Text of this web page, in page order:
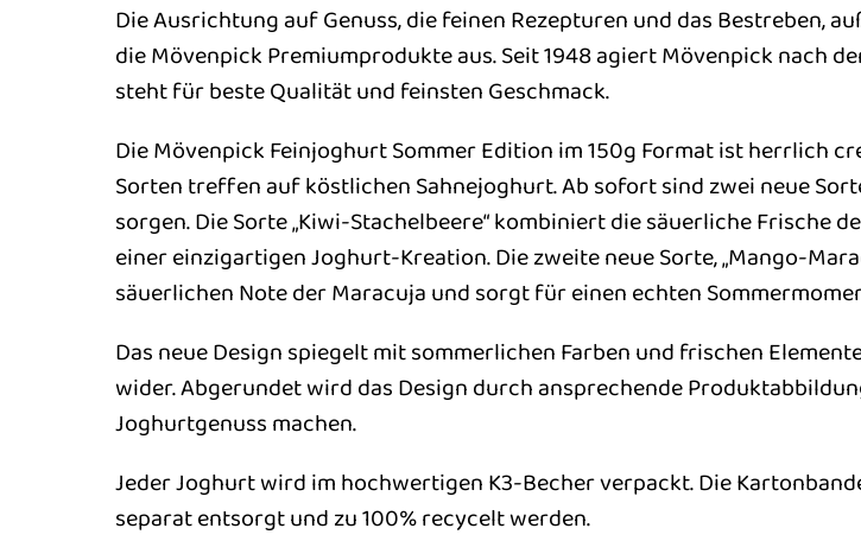
Die Ausrichtung auf Genuss, die feinen Rezepturen und das Bestreben,
die Mövenpick Premiumprodukte aus. Seit 1948 agiert Mövenpick nach
steht für beste Qualität und feinsten Geschmack.
Die Mövenpick Feinjoghurt Sommer Edition im 150g Format ist herrlich
Sorten treffen auf köstlichen Sahnejoghurt. Ab sofort sind zwei neue
sorgen. Die Sorte „Kiwi-Stachelbeere“ kombiniert die säuerliche Frische
einer einzigartigen Joghurt-Kreation. Die zweite neue Sorte, „Mango-
säuerlichen Note der Maracuja und sorgt für einen echten
Das neue Design spiegelt mit sommerlichen Farben und frischen
wider. Abgerundet wird das Design durch ansprechende
Joghurtgenuss machen.
Jeder Joghurt wird im hochwertigen K3-Becher verpackt. Die
separat entsorgt und zu 100% recycelt werden.